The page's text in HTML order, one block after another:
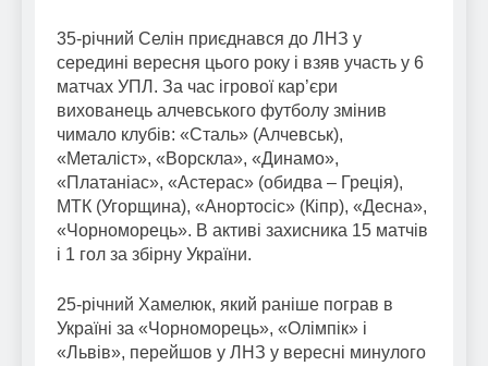
35-річний Селін приєднався до ЛНЗ у
середині вересня цього року і взяв участь у 6
матчах УПЛ. За час ігрової кар’єри
вихованець алчевського футболу змінив
чимало клубів: «Сталь» (Алчевськ),
«Металіст», «Ворскла», «Динамо»,
«Платаніас», «Астерас» (обидва – Греція),
МТК (Угорщина), «Анортосіс» (Кіпр), «Десна»,
«Чорноморець». В активі захисника 15 матчів
і 1 гол за збірну України.
25-річний Хамелюк, який раніше пограв в
Україні за «Чорноморець», «Олімпік» і
«Львів», перейшов у ЛНЗ у вересні минулого